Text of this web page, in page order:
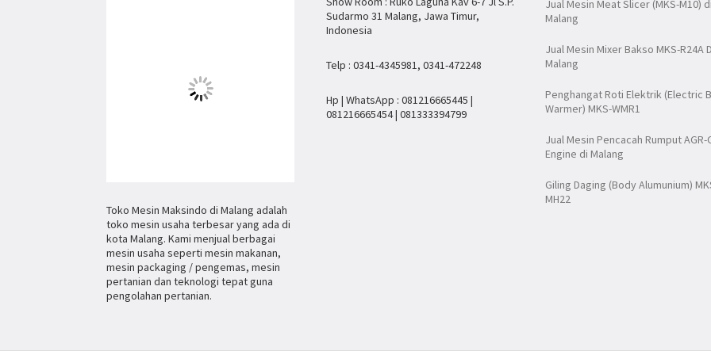
Toko Mesin Maksindo di Malang adalah
toko mesin usaha terbesar yang ada di
kota Malang. Kami menjual berbagai
mesin usaha seperti mesin makanan,
mesin packaging / pengemas, mesin
pertanian dan teknologi tepat guna
pengolahan pertanian.
Sudarmo 31 Malang, Jawa Timur,
Indonesia
Telp : 0341-4345981, 0341-472248
Hp | WhatsApp : 081216665445 |
081216665454 | 081333394799
Jual Mesin Meat Slicer (MKS-M10) di
Malang
Jual Mesin Mixer Bakso MKS-R24A
Malang
Penghangat Roti Elektrik (Electric
Warmer) MKS-WMR1
Jual Mesin Pencacah Rumput AGR-
Engine di Malang
Giling Daging (Body Alumunium)
MH22